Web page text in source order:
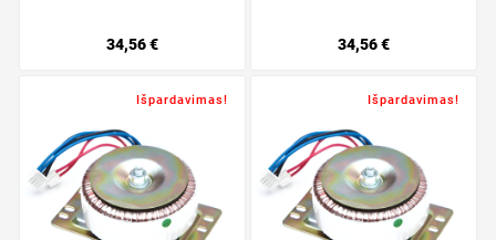
34,56 € 34,56 €
Išpardavimas! Išpardavimas!